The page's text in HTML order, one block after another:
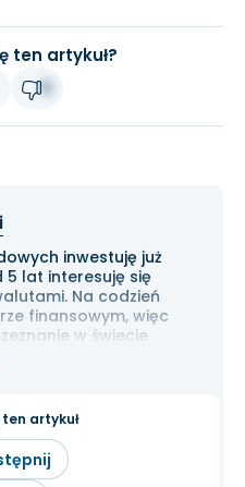
ten artykuł?
inwestuję już
5 lat interesuję się
Na codzień
finansowym, więc
w świecie
Cenię przede
analizę
artykuł